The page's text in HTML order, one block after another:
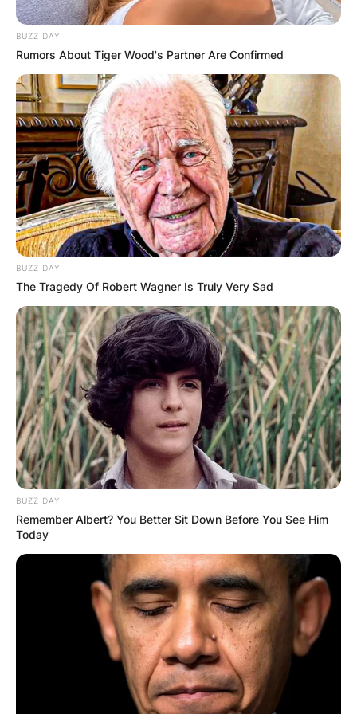
Литургија на 1.762 метри
надморска височина –
традиција на крушевчани која
трае со години (Фото)
Крушевчани имаат прекрасна традиција која се
одржува првата сабота од месец јуни секоја
Прочитај повеќе
КОНТАКТИРАЈ СО НАС:
info@gladiator.mk
Политика на приватност
BUZZ DAY
Rumors About Tiger Wood's Partner Are Confirmed
BUZZ DAY
The Tragedy Of Robert Wagner Is Truly Very Sad
BUZZ DAY
Remember Albert? You Better Sit Down Before You See Him
Today